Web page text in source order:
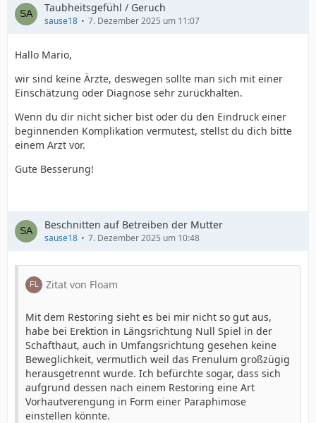
Taubheitsgefühl / Geruch
sause18 7. Dezember 2025 um 11:07
Hallo Mario,
wir sind keine Ärzte, deswegen sollte man sich mit einer
Einschätzung oder Diagnose sehr zurückhalten.
Wenn du dir nicht sicher bist oder du den Eindruck einer
beginnenden Komplikation vermutest, stellst du dich bitte
einem Arzt vor.
Gute Besserung!
Beschnitten auf Betreiben der Mutter
sause18 7. Dezember 2025 um 10:48
Zitat von Floam
Mit dem Restoring sieht es bei mir nicht so gut aus,
habe bei Erektion in Längsrichtung Null Spiel in der
Schafthaut, auch in Umfangsrichtung gesehen keine
Beweglichkeit, vermutlich weil das Frenulum großzügig
herausgetrennt wurde. Ich befürchte sogar, dass sich
aufgrund dessen nach einem Restoring eine Art
Vorhautverengung in Form einer Paraphimose
einstellen könnte.